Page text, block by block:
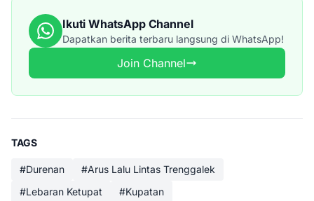
Ikuti WhatsApp Channel
Dapatkan berita terbaru langsung di WhatsApp!
Join Channel
TAGS
#Durenan
#Arus Lalu Lintas Trenggalek
#Lebaran Ketupat
#Kupatan